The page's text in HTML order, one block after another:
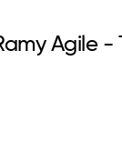
Agile -